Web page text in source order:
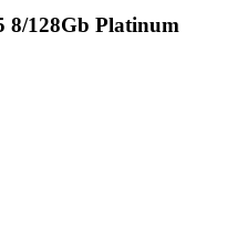
8/128Gb Platinum